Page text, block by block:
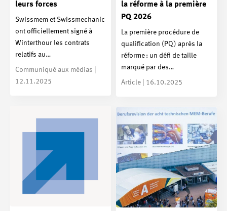
leurs forces
Swissmem et Swissmechanic
ont officiellement signé à
Winterthour les contrats
relatifs au…
Communiqué aux médias |
12.11.2025
la réforme à la première
PQ 2026
La première procédure de
qualification (PQ) après la
réforme : un défi de taille
marqué par des…
Article | 16.10.2025